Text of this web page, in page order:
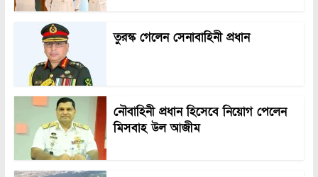
তুরস্ক গেলেন সেনাবাহিনী প্রধান
নৌবাহিনী প্রধান হিসেবে নিয়োগ পেলেন
মিসবাহ উল আজীম